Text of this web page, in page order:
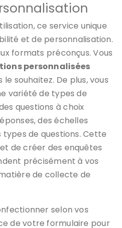
ce service unique
et de personnalisation.
formats préconçus. Vous
personnalisées
souhaitez. De plus, vous
variété de types de
questions à choix
des échelles
types de questions. Cette
de créer des enquêtes
précisément à vos
de collecte de
selon vos
de votre formulaire pour